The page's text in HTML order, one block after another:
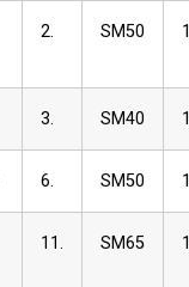
2. SM50
3. SM40
6. SM50
11. SM65